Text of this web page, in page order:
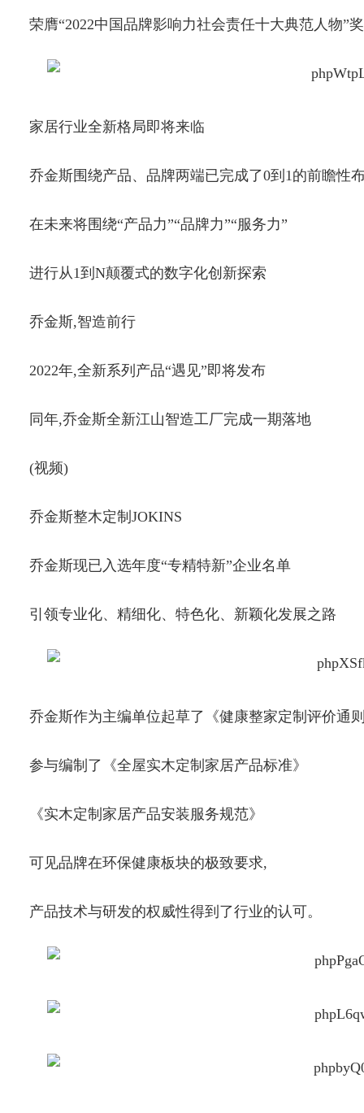
荣膺“2022中国品牌影响力社会责任十大典范人物”奖
家居行业全新格局即将来临
乔金斯围绕产品、品牌两端已完成了0到1的前瞻性
在未来将围绕“产品力”“品牌力”“服务力”
进行从1到N颠覆式的数字化创新探索
乔金斯,智造前行
2022年,全新系列产品“遇见”即将发布
同年,乔金斯全新江山智造工厂完成一期落地
(视频)
乔金斯整木定制JOKINS
乔金斯现已入选年度“专精特新”企业名单
引领专业化、精细化、特色化、新颖化发展之路
乔金斯作为主编单位起草了《健康整家定制评价通
参与编制了《全屋实木定制家居产品标准》
《实木定制家居产品安装服务规范》
可见品牌在环保健康板块的极致要求,
产品技术与研发的权威性得到了行业的认可。